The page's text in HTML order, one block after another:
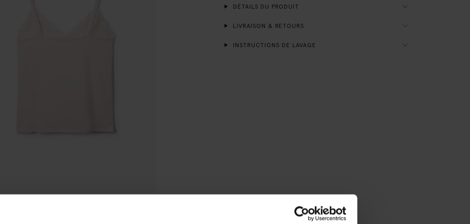
DÉTAILS DU PRODUIT
LIVRAISON & RETOURS
INSTRUCTIONS DE LAVAGE